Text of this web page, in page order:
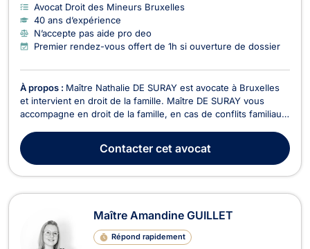
Avocat Droit des Mineurs Bruxelles
40 ans d’expérience
N’accepte pas aide pro deo
Premier rendez-vous offert de 1h si ouverture de dossier
À propos : Maître Nathalie DE SURAY est avocate à Bruxelles
et intervient en droit de la famille. Maître DE SURAY vous
accompagne en droit de la famille, en cas de conflits familiaux
pour des questions de garde d’enfant, en cas de divorce à
l’amiable ou contentieux, en cas...
Contactercet avocat
Maître Amandine GUILLET
Répond rapidement